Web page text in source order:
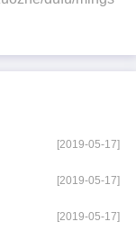
[2019-05-17]
[2019-05-17]
[2019-05-17]